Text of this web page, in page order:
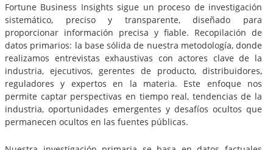
Fortune Business Insights sigue un proceso de investigación
sistemático, preciso y transparente, diseñado para
proporcionar información precisa y fiable. Recopilación de
datos primarios: la base sólida de nuestra metodología, donde
realizamos entrevistas exhaustivas con actores clave de la
industria, ejecutivos, gerentes de producto, distribuidores,
reguladores y expertos en la materia. Este enfoque nos
permite captar perspectivas en tiempo real, tendencias de la
industria, oportunidades emergentes y desafíos ocultos que
permanecen ocultos en las fuentes públicas.